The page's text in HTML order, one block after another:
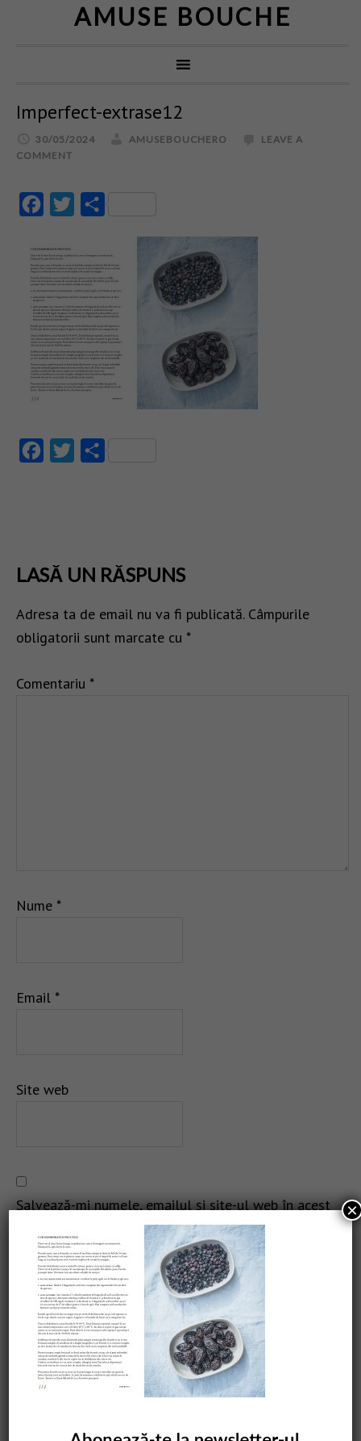
AMUSE BOUCHE
Imperfect-extrase12
30/05/2024 AMUSEBOUCHERO
LEAVE A
COMMENT
FacebookTwitter
FacebookTwitter
LASĂ UN RĂSPUNS
Adresa ta de email nu va fi publicată. Câmpurile
obligatorii sunt marcate cu *
Comentariu *
Nume *
Email *
Site web
Salvează-mi numele, emailul și site-ul web în acest
navigator pentru data viitoare când o să comentez.
CAUTARE
×